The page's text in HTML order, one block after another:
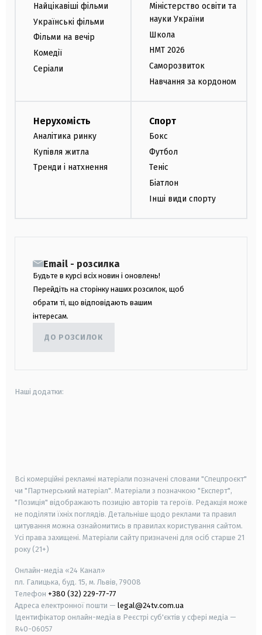
Найцікавіші фільми
Українські фільми
Фільми на вечір
Комедії
Серіали
Міністерство освіти та
науки України
Школа
НМТ 2026
Саморозвиток
Навчання за кордоном
Нерухомість
Аналітика ринку
Купівля житла
Тренди і натхнення
Спорт
Бокс
Футбол
Теніс
Біатлон
Інші види спорту
Email - розсилка
Будьте в курсі всіх новин і оновлень!
Перейдіть на сторінку наших розсилок, щоб
обрати ті, що відповідають вашим
інтересам.
ДО РОЗСИЛОК
Наші додатки:
Всі комерційні рекламні матеріали позначені словами "Спецпроєкт"
чи "Партнерський матеріал". Матеріали з позначкою "Експерт",
"Позиція" відображають позицію авторів та героїв. Редакція може
не поділяти їхніх поглядів. Детальніше щодо реклами та правил
цитування можна ознайомитись в правилах користування сайтом.
Усі права захищені. Матеріали сайту призначені для осіб старше 21
року (21+)
Онлайн-медіа «24 Канал»
пл. Галицька, буд. 15, м. Львів, 79008
Телефон +380 (32) 229-77-77
Адреса електронної пошти — legal@24tv.com.ua
Ідентифікатор онлайн-медіа в Реєстрі суб'єктів у сфері медіа —
R40-06057